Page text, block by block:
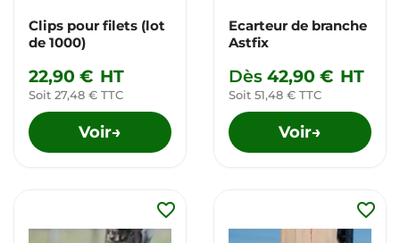
Clips pour filets (lot
de 1000)
22,90 € HT
Soit 27,48 € TTC
Voir→
Ecarteur de branche
Astfix
Dès 42,90 € HT
Soit 51,48 € TTC
Voir→
favorite_border favorite_border